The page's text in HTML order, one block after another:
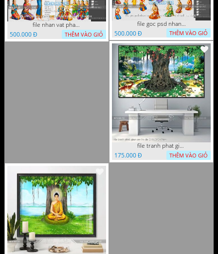
file nhan vat phat giao vuon lam ty ni tach lop layer in cat cnc
500.000 Đ
THÊM VÀO GIỎ
file goc psd nhan vat phat giao vuon lam ty ni tach lop rieng
500.000 Đ
THÊM VÀO GIỎ
file tranh phat giao cay bo de 23012024 hieu
175.000 Đ
THÊM VÀO GIỎ